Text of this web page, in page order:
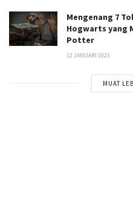
Mengenang 7
Hogwarts yang
Potter
12 JANUARI 2021
MUAT